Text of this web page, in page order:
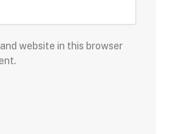
website in this browser